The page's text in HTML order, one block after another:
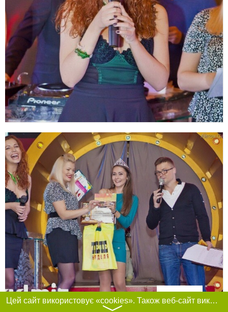
Фільтри
Цей сайт використовує «cookies». Також веб-сайт використовує інтернет-сервіс для збору технічних даних стосовно відвідувачів з метою отримання маркетингової та статистичної інформації. Умови обробки даних відвідувачів сайту див.
〉